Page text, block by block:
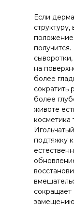
Если
положение
на
более
сократить
более
животе
косметика
подтяжку